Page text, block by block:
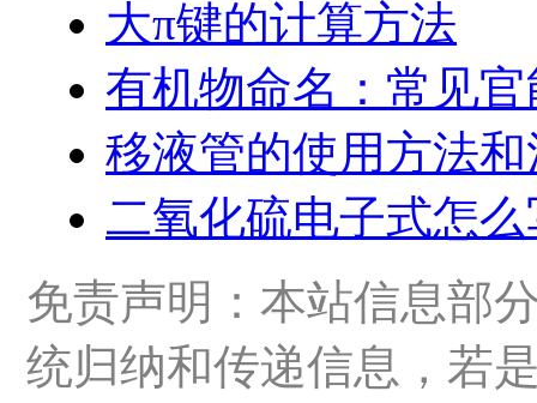
大π键的计算方法
有机物命名：常见
移液管的使用方法
二氧化硫电子式怎
免责声明：本站信息部
统归纳和传递信息，若